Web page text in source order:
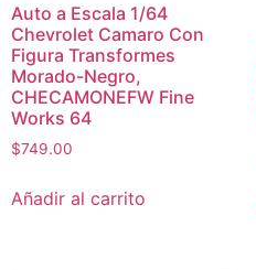
Auto a Escala 1/64
Chevrolet Camaro Con
Figura Transformes
Morado-Negro,
CHECAMONEFW Fine
Works 64
$749.00
Añadir al carrito